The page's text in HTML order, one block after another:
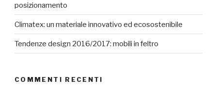
posizionamento
Climatex: un materiale innovativo ed ecosostenibile
Tendenze design 2016/2017: mobili in feltro
COMMENTI RECENTI